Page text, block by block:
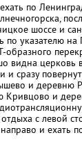
по
шоссе и
по указателю
образного
видна
и сразу
и деревню
Кривцово и
с левой
и ехать